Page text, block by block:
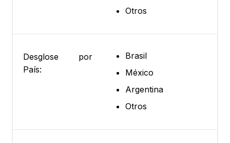
Otros
Desglose por
País:
Brasil
México
Argentina
Otros